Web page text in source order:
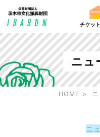
チケッ
ニュ
HOME
ニ